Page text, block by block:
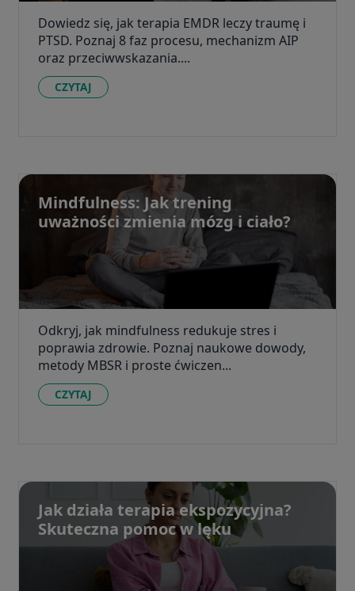
Dowiedz się, jak terapia EMDR leczy traumę i
PTSD. Poznaj 8 faz procesu, mechanizm AIP
oraz przeciwwskazania....
CZYTAJ
Mindfulness: Jak trening
uważności zmienia mózg i ciało?
Odkryj, jak mindfulness redukuje stres i
poprawia zdrowie. Poznaj naukowe dowody,
metody MBSR i proste ćwiczen...
CZYTAJ
Jak działa terapia ekspozycyjna?
Skuteczna pomoc w lęku